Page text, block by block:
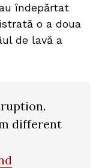
îndepărtat
o a doua
de lavă a
different